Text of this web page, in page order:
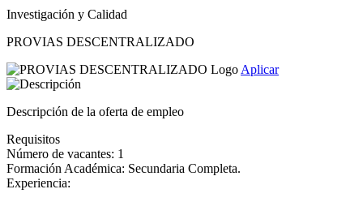
Investigación y Calidad
PROVIAS DESCENTRALIZADO
Aplicar
Descripción de la oferta de empleo
Requisitos
Número de vacantes: 1
Formación Académica: Secundaria Completa.
Experiencia: